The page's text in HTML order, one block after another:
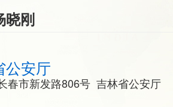
晓刚
公安厅
春市新发路806号 吉林省公安厅